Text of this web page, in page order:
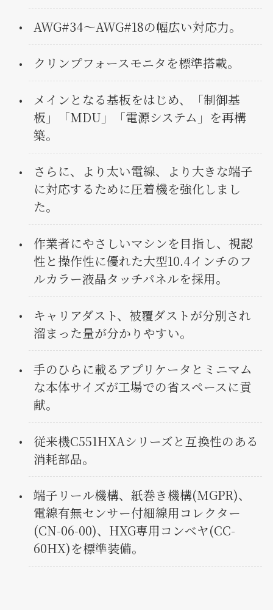
AWG#34〜AWG#18の幅広い対応力。
クリンプフォースモニタを標準搭載。
メインとなる基板をはじめ、「制御基
板」「MDU」「電源システム」を再構
築。
さらに、より太い電線、より大きな端子
に対応するために圧着機を強化しまし
た。
作業者にやさしいマシンを目指し、視認
性と操作性に優れた大型10.4インチのフ
ルカラー液晶タッチパネルを採用。
キャリアダスト、被覆ダストが分別され
溜まった量が分かりやすい。
手のひらに載るアプリケータとミニマム
な本体サイズが工場での省スペースに貢
献。
従来機C551HXAシリーズと互換性のある
消耗部品。
端子リール機構、紙巻き機構(MGPR)、
電線有無センサー付細線用コレクター
(CN-06-00)、HXG専用コンベヤ(CC-
60HX)を標準装備。